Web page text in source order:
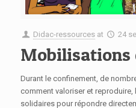
Didac-ressources at 24
Mobilisations
Durant le confinement, de
comment valoriser et
solidaires pour répondre